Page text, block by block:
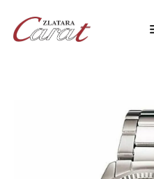
NASLOVNA
O NAMA
KONTAKT